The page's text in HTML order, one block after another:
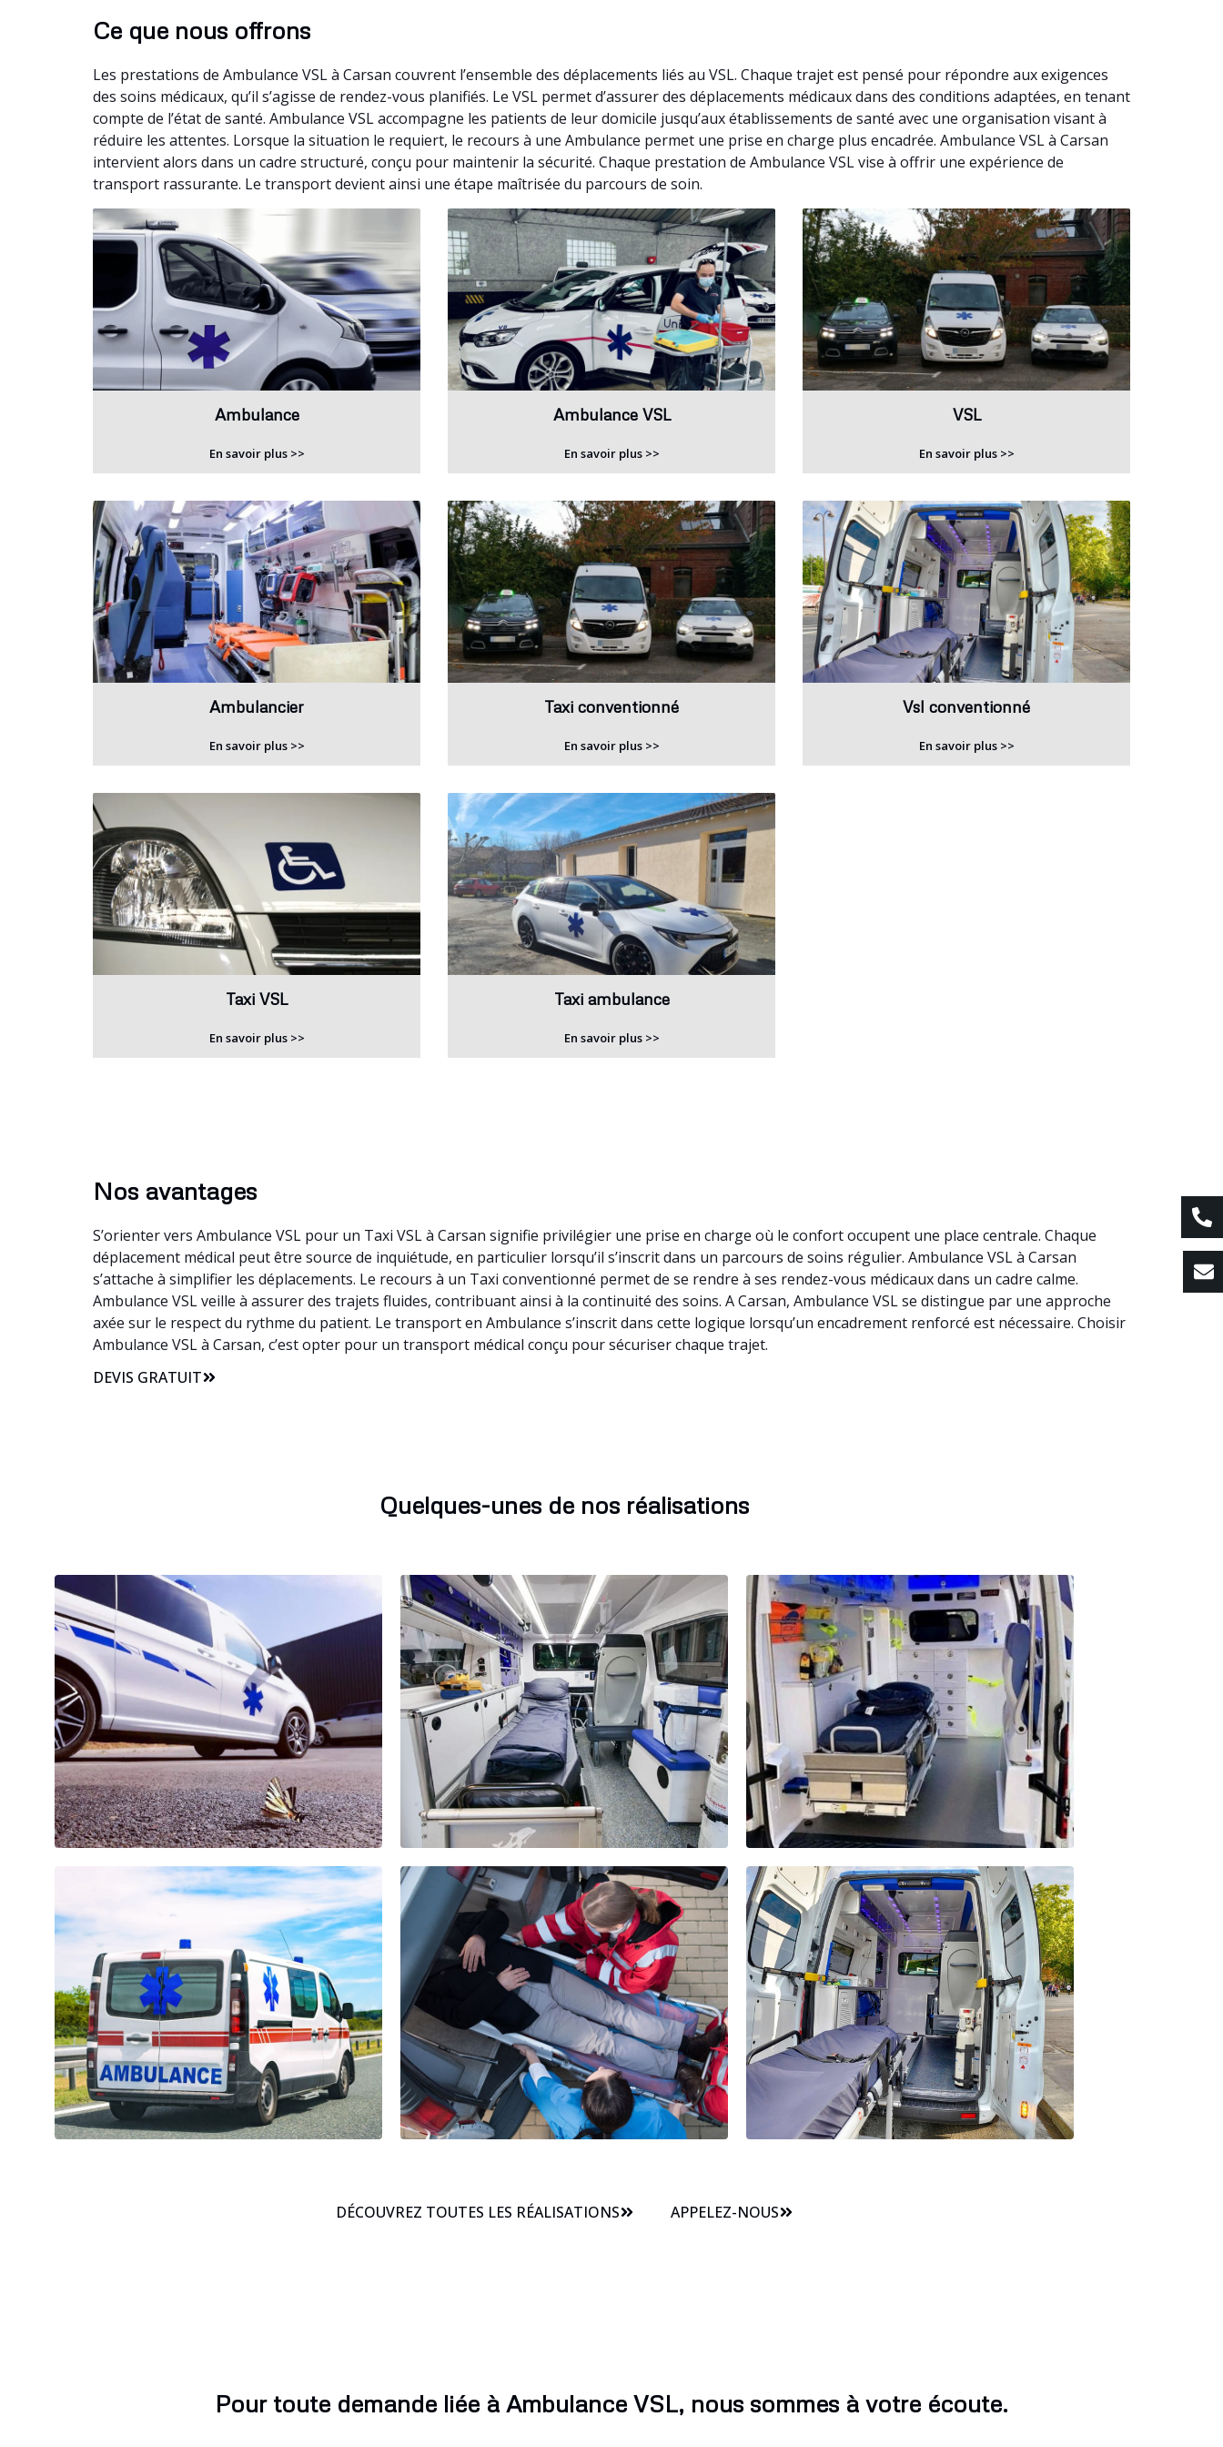
Ce que nous offrons
Les prestations de Ambulance VSL à Carsan couvrent l’ensemble des déplacements liés au VSL. Chaque trajet est pensé pour répondre aux exigences
des soins médicaux, qu’il s’agisse de rendez-vous planifiés. Le VSL permet d’assurer des déplacements médicaux dans des conditions adaptées, en tenant
compte de l’état de santé. Ambulance VSL accompagne les patients de leur domicile jusqu’aux établissements de santé avec une organisation visant à
réduire les attentes. Lorsque la situation le requiert, le recours à une Ambulance permet une prise en charge plus encadrée. Ambulance VSL à Carsan
intervient alors dans un cadre structuré, conçu pour maintenir la sécurité. Chaque prestation de Ambulance VSL vise à offrir une expérience de
transport rassurante. Le transport devient ainsi une étape maîtrisée du parcours de soin.
Ambulance
En savoir plus >>
Ambulance VSL
En savoir plus >>
VSL
En savoir plus >>
Ambulancier
En savoir plus >>
Taxi conventionné
En savoir plus >>
Vsl conventionné
En savoir plus >>
Taxi VSL
En savoir plus >>
Taxi ambulance
En savoir plus >>
Nos avantages
S’orienter vers Ambulance VSL pour un Taxi VSL à Carsan signifie privilégier une prise en charge où le confort occupent une place centrale. Chaque
déplacement médical peut être source de inquiétude, en particulier lorsqu’il s’inscrit dans un parcours de soins régulier. Ambulance VSL à Carsan
s’attache à simplifier les déplacements. Le recours à un Taxi conventionné permet de se rendre à ses rendez-vous médicaux dans un cadre calme.
Ambulance VSL veille à assurer des trajets fluides, contribuant ainsi à la continuité des soins. A Carsan, Ambulance VSL se distingue par une approche
axée sur le respect du rythme du patient. Le transport en Ambulance s’inscrit dans cette logique lorsqu’un encadrement renforcé est nécessaire. Choisir
Ambulance VSL à Carsan, c’est opter pour un transport médical conçu pour sécuriser chaque trajet.
DEVIS GRATUIT
Quelques-unes de nos réalisations
DÉCOUVREZ TOUTES LES RÉALISATIONS APPELEZ-NOUS
Pour toute demande liée à Ambulance VSL, nous sommes à votre écoute.